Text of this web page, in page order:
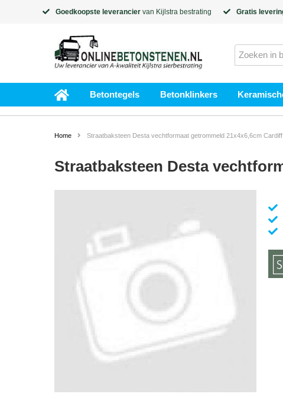
Goedkoopste leverancier van Kijlstra bestrating Gratis
Betontegels Betonklinkers
Home Straatbaksteen Desta vechtformaat getrommeld 21x4x6,6cm Cardiff
Straatbaksteen Desta